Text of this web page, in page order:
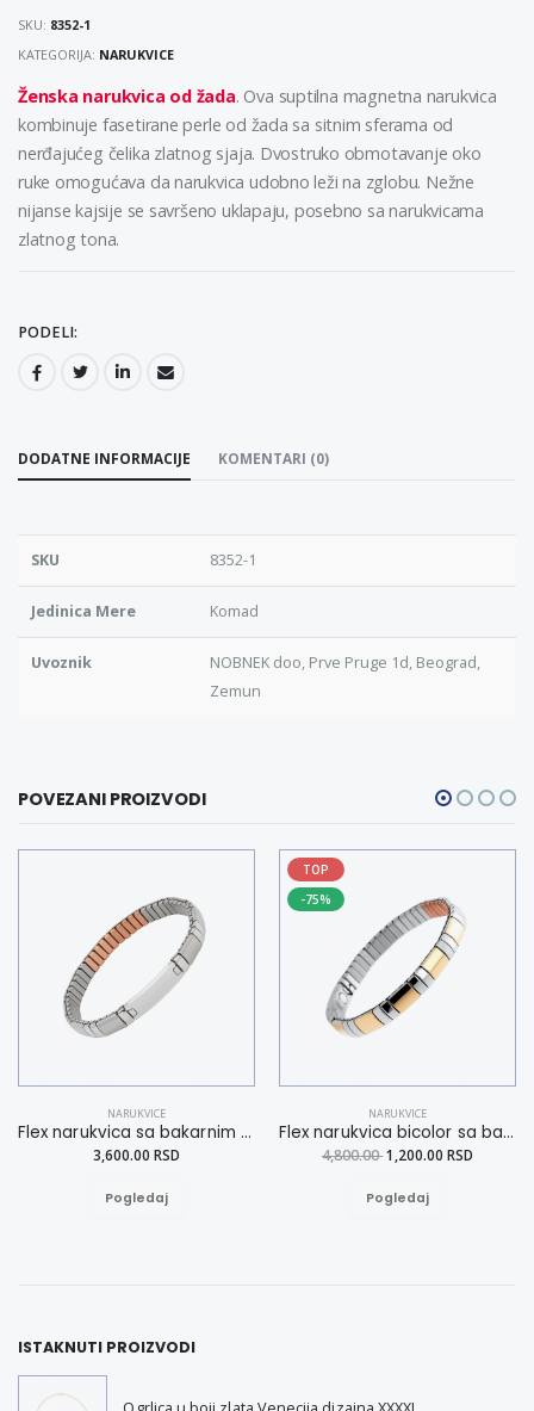
SKU: 8352-1
KATEGORIJA: NARUKVICE
Ženska narukvica od žada. Ova suptilna magnetna narukvica
kombinuje fasetirane perle od žada sa sitnim sferama od
nerđajućeg čelika zlatnog sjaja. Dvostruko obmotavanje oko
ruke omogućava da narukvica udobno leži na zglobu. Nežne
nijanse kajsije se savršeno uklapaju, posebno sa narukvicama
zlatnog tona.
PODELI:
DODATNE INFORMACIJE KOMENTARI (0)
SKU 8352-1
Jedinica Mere Komad
Uvoznik
NOBNEK doo, Prve Pruge 1d, Beograd,
Zemun
POVEZANI PROIZVODI
NARUKVICE
Flex narukvica sa bakarnim elementima L
3,600.00 RSD
Pogledaj
TOP
-75%
NARUKVICE
Flex narukvica bicolor sa bakarnim elementima XL
4,800.001,200.00 RSD
Pogledaj
ISTAKNUTI PROIZVODI